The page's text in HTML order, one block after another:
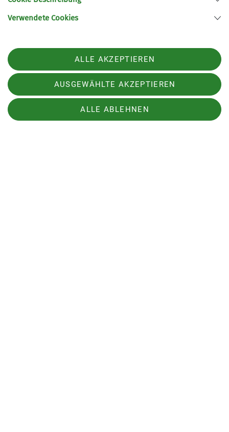
Verwendete Cookies
ALLE AKZEPTIEREN
AUSGEWÄHLTE AKZEPTIEREN
ALLE ABLEHNEN